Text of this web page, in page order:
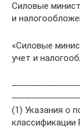
Силовые
и
«Силовые
учет и
(1) Указания о
классификации